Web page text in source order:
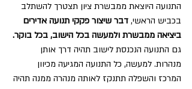
התנועה היוצאת ממבשרת ציון תצטרך להשתלב
בכביש הראשי, דבר שיצור פקקי תנועה אדירים
ביציאה ממבשרת ולמעשה בכל הישוב, בכל בוקר.
גם התנועה הנכנסת לישוב תהיה דרך אותן
מנהרות. למעשה, כל התנועה המגיעה מכיוון
המרכז והשפלה תתנקז לאותה מנהרה ממנה תהיה